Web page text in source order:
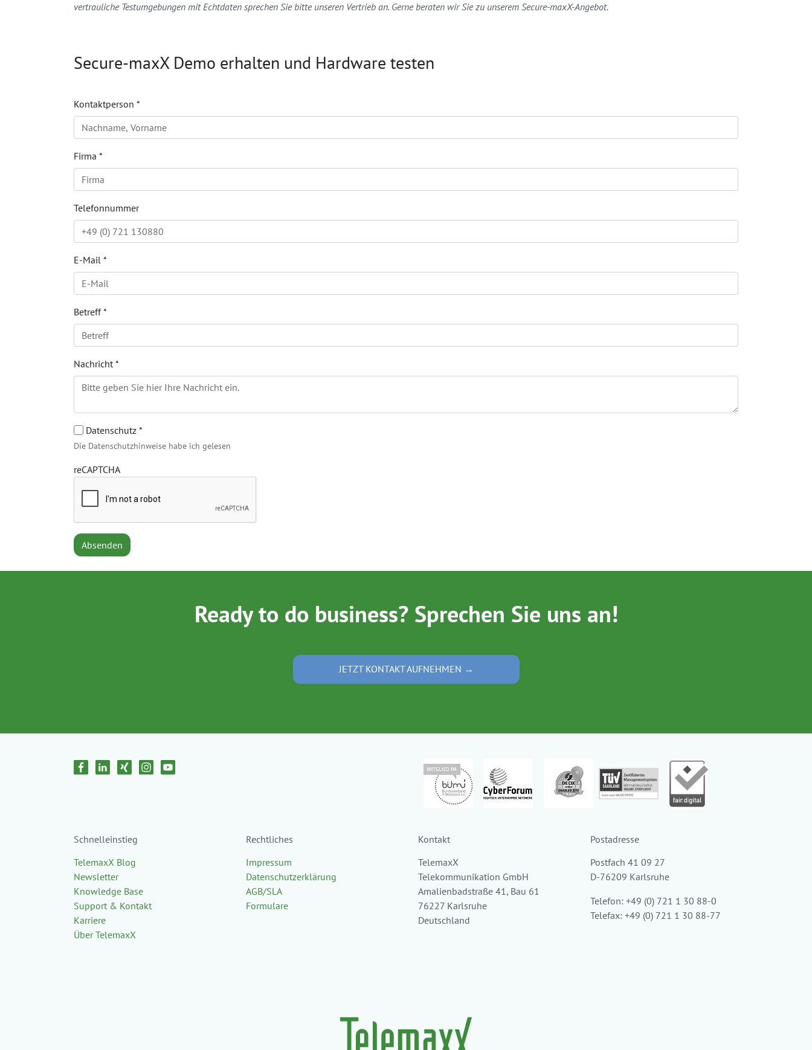
vertrauliche Testumgebungen mit Echtdaten sprechen Sie bitte unseren Vertrieb an. Gerne beraten wir Sie zu unserem Secure-maxX-Angebot.
Secure-maxX Demo erhalten und Hardware testen
Kontaktperson *
Firma *
Telefonnummer
E-Mail *
Betreff*
Nachricht*
Datenschutz *
Die Datenschutzhinweise habe ich gelesen
reCAPTCHA
Absenden
Ready to do business? Sprechen Sie uns an!
JETZT KONTAKT AUFNEHMEN →
Schnelleinstieg
TelemaxX Blog
Newsletter
Knowledge Base
Support & Kontakt
Karriere
Über TelemaxX
Rechtliches
Impressum
Datenschutzerklärung
AGB/SLA
Formulare
Kontakt
TelemaxX
Telekommunikation GmbH
Amalienbadstraße 41, Bau 61
76227 Karlsruhe
Deutschland
Postadresse
Postfach 41 09 27
D-76209 Karlsruhe
Telefon: +49 (0) 721 1 30 88-0
Telefax: +49 (0) 721 1 30 88-77